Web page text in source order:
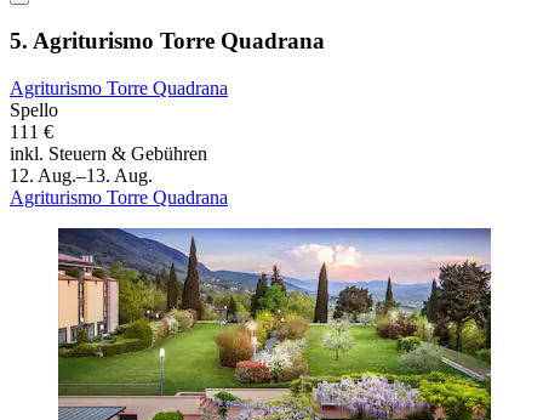
5. Agriturismo Torre Quadrana
Agriturismo Torre Quadrana
Spello
111 €
inkl. Steuern & Gebühren
12. Aug.–13. Aug.
Agriturismo Torre Quadrana